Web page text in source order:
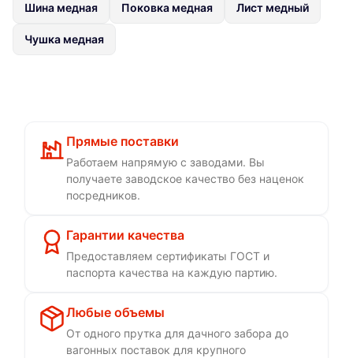
Шина медная Поковка медная Лист медный
Чушка медная
Прямые поставки
Работаем напрямую с заводами. Вы
получаете заводское качество без наценок
посредников.
Гарантии качества
Предоставляем сертификаты ГОСТ и
паспорта качества на каждую партию.
Любые объемы
От одного прутка для дачного забора до
вагонных поставок для крупного